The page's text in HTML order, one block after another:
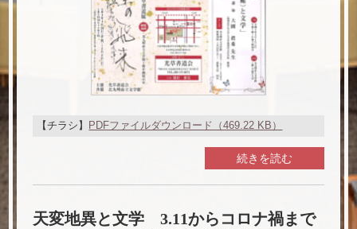
【チラシ】 PDFファイルダウンロード（469.22 KB）
続きを読む
天変地異と文学 3.11からコロナ禍まで